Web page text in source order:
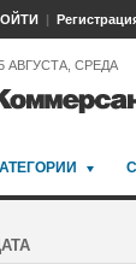
АВГУСТА, СРЕДА